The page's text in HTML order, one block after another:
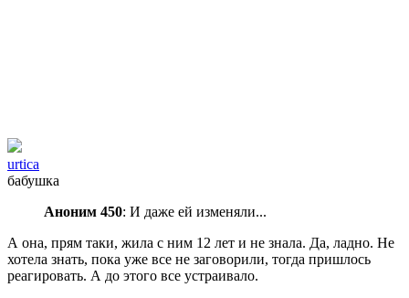
urtica
бабушка
Аноним 450: И даже ей изменяли...
А она, прям таки, жила с ним 12 лет и не знала. Да, ладно. Не
хотела знать, пока уже все не заговорили, тогда пришлось
реагировать. А до этого все устраивало.